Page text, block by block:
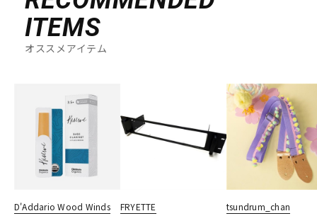
キーボード
アンプ エフェクター
DJ機器
ITEMS
オススメアイテム
D'Addario Wood Winds FRYETTE tsundrum_chan